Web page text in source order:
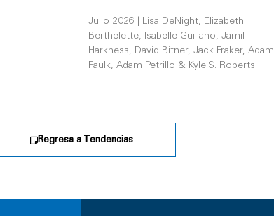
Julio 2026 | Lisa DeNight, Elizabeth
Berthelette, Isabelle Guiliano, Jamil
Harkness, David Bitner, Jack Fraker, Adam
Faulk, Adam Petrillo & Kyle S. Roberts
Regresa a Tendencias